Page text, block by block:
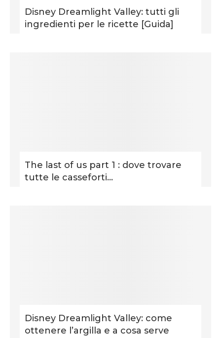
Disney Dreamlight Valley: tutti gli
ingredienti per le ricette [Guida]
The last of us part 1 : dove trovare
tutte le casseforti...
Disney Dreamlight Valley: come
ottenere l’argilla e a cosa serve